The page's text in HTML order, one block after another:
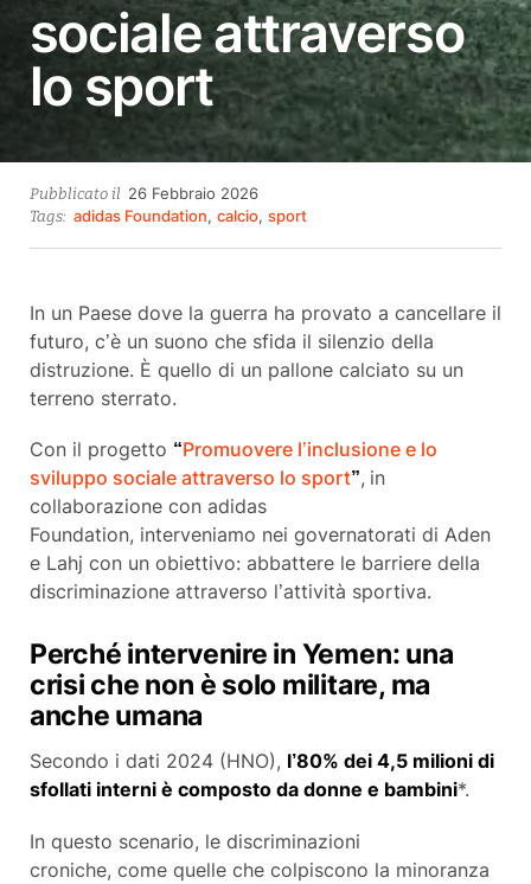
sociale attraverso
lo sport
Pubblicato il 26 Febbraio 202626
Febbraio
Tags: adidas Foundation,calcio,sport
In un Paese dove la guerra ha provato a cancellare il
futuro, c’è un suono che sfida il silenzio della
distruzione. È quello di un pallone calciato su un
terreno sterrato.
Con il progetto “Promuovere l’inclusione e lo
sviluppo sociale attraverso lo sport”, in
collaborazione con adidas
Foundation, interveniamo nei governatorati di Aden
e Lahj con un obiettivo: abbattere le barriere della
discriminazione attraverso l’attività sportiva.
Perché intervenire in Yemen: una
crisi che non è solo militare, ma
anche umana
Secondo i dati 2024 (HNO), l’80% dei 4,5 milioni di
sfollati interni è composto da donne e bambini*.
In questo scenario, le discriminazioni
croniche, come quelle che colpiscono la minoranza